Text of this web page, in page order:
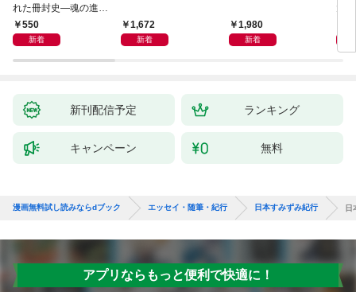
れた冊封史―魂の進化
―550
新着
1,672
新着
1,980
新着
新刊配信予定 ランキング
キャンペーン 無料
漫画無料試し読みならdブック エッセイ・随筆・紀行 日本すみずみ紀行 日
アプリならもっと便利で快適に！